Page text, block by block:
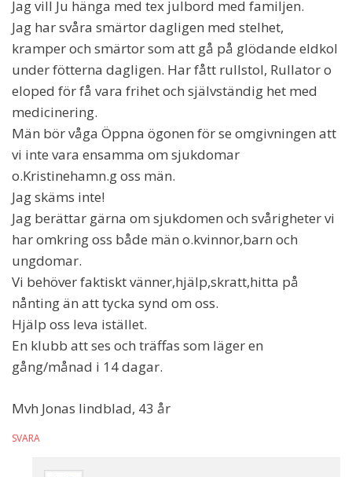
Jag vill Ju hänga med tex julbord med familjen.
Jag har svåra smärtor dagligen med stelhet,
kramper och smärtor som att gå på glödande eldkol
under fötterna dagligen. Har fått rullstol, Rullator o
eloped för få vara frihet och självständig het med
medicinering.
Män bör våga Öppna ögonen för se omgivningen att
vi inte vara ensamma om sjukdomar
o.Kristinehamn.g oss män.
Jag skäms inte!
Jag berättar gärna om sjukdomen och svårigheter vi
har omkring oss både män o.kvinnor,barn och
ungdomar.
Vi behöver faktiskt vänner,hjälp,skratt,hitta på
nånting än att tycka synd om oss.
Hjälp oss leva istället.
En klubb att ses och träffas som läger en
gång/månad i 14 dagar.
Mvh Jonas lindblad, 43 år
SVARA